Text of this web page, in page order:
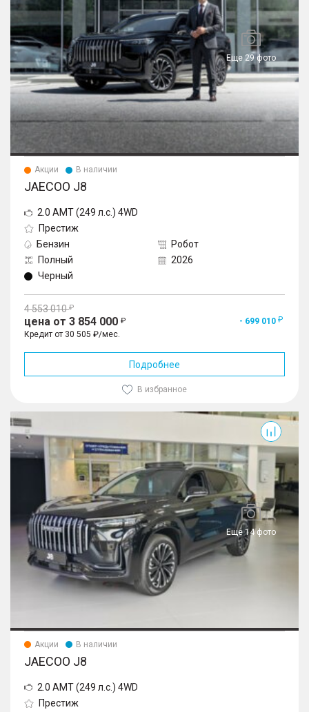
Еще 29 фото
Акции В наличии
JAECOO J8
2.0 AMT (249 л.с.) 4WD
Престиж
Бензин
Робот
Полный
2026
Черный
4 553 010
цена от 3 854 000
- 699 010
Кредит от 30 505 ₽/мес.
Подробнее
В избранное
Еще 14 фото
J8
Акции В наличии
JAECOO J8
2.0 AMT (249 л.с.) 4WD
Престиж